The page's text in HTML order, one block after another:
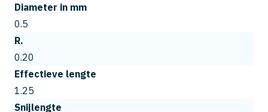
Diameter in mm
0.5
R.
0.20
Effectieve lengte
1.25
Snijlengte